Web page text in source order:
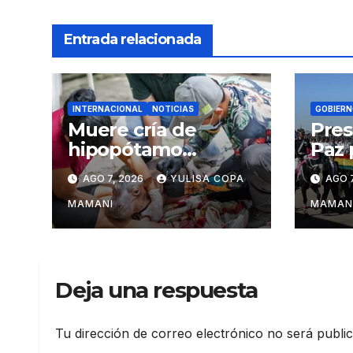
Entrada relacionada
INTERNACIONAL NOTICIAS
Muere cría de
hipopótamo
rescatada en
Colombia tras
recibir atención
veterinaria
AGO 7, 2026 YULISA COPA
MAMANI
Paz
AGO
Deja una respuesta
Tu dirección de correo electrónico no será